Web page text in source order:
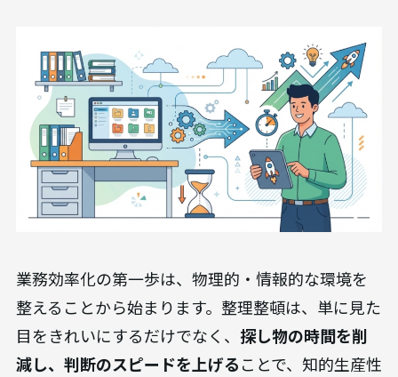
業務効率化の第一歩は、物理的・情報的な環境を
整えることから始まります。整理整頓は、単に見た
目をきれいにするだけでなく、 探し物の時間を削
減し、判断のスピードを上げることで、知的生産性